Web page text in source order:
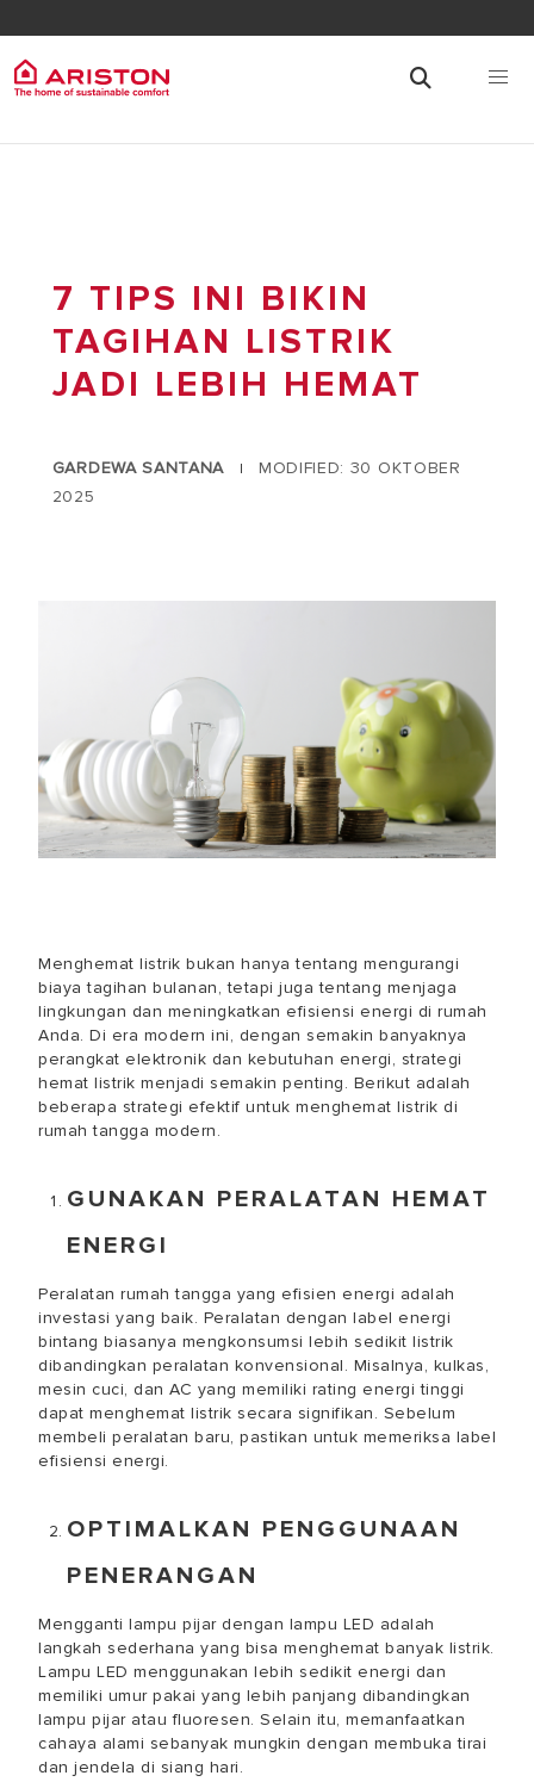
7 TIPS INI BIKIN
TAGIHAN LISTRIK
JADI LEBIH HEMAT
GARDEWA SANTANA |
MODIFIED: 30 OKTOBER
2025
Menghemat listrik bukan hanya tentang mengurangi
biaya tagihan bulanan, tetapi juga tentang menjaga
lingkungan dan meningkatkan efisiensi energi di rumah
Anda. Di era modern ini, dengan semakin banyaknya
perangkat elektronik dan kebutuhan energi, strategi
hemat listrik menjadi semakin penting. Berikut adalah
beberapa strategi efektif untuk menghemat listrik di
rumah tangga modern.
GUNAKAN PERALATAN HEMAT
ENERGI
Peralatan rumah tangga yang efisien energi adalah
investasi yang baik. Peralatan dengan label energi
bintang biasanya mengkonsumsi lebih sedikit listrik
dibandingkan peralatan konvensional. Misalnya, kulkas,
mesin cuci, dan AC yang memiliki rating energi tinggi
dapat menghemat listrik secara signifikan. Sebelum
membeli peralatan baru, pastikan untuk memeriksa label
efisiensi energi.
OPTIMALKAN PENGGUNAAN
PENERANGAN
Mengganti lampu pijar dengan lampu LED adalah
langkah sederhana yang bisa menghemat banyak listrik.
Lampu LED menggunakan lebih sedikit energi dan
memiliki umur pakai yang lebih panjang dibandingkan
lampu pijar atau fluoresen. Selain itu, memanfaatkan
cahaya alami sebanyak mungkin dengan membuka tirai
dan jendela di siang hari.